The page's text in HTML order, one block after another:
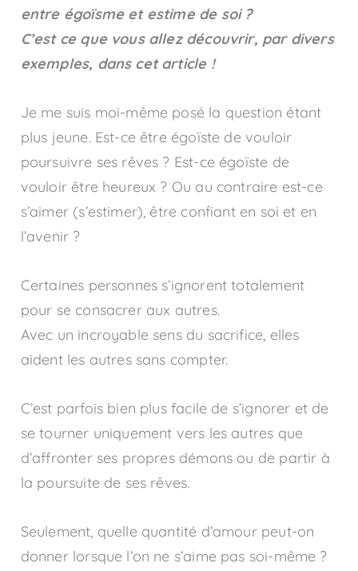
entre égoïsme et estime de soi ?
C’est ce que vous allez découvrir, par divers
exemples, dans cet article !
Je me suis moi-même posé la question étant
plus jeune. Est-ce être égoïste de vouloir
poursuivre ses rêves ? Est-ce égoïste de
vouloir être heureux ? Ou au contraire est-ce
s’aimer (s’estimer), être confiant en soi et en
l’avenir ?
Certaines personnes s’ignorent totalement
pour se consacrer aux autres.
Avec un incroyable sens du sacrifice, elles
aident les autres sans compter.
C’est parfois bien plus facile de s’ignorer et de
se tourner uniquement vers les autres que
d’affronter ses propres démons ou de partir à
la poursuite de ses rêves.
Seulement, quelle quantité d’amour peut-on
donner lorsque l’on ne s’aime pas soi-même ?